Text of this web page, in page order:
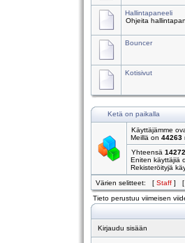
Hallintapaneeli
Ohjeita
Bouncer
Kotisivut
Ketä on paikalla
Käyttäjämme
Meillä on 44263
Yhteensä 14272
Eniten käyttäjiä
Rekisteröityjä
Värien selitteet: [ Staff ] [
Tieto perustuu viimeisen
Kirjaudu sisään